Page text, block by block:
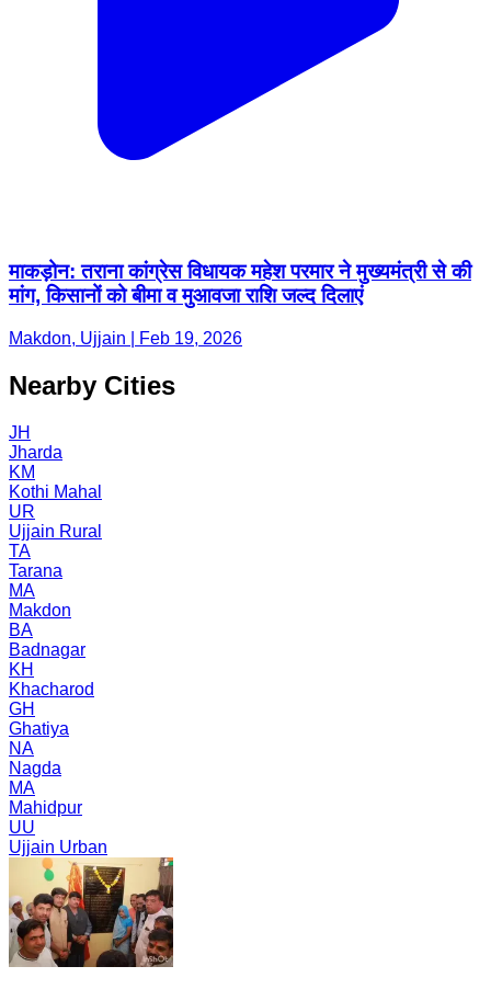
माकड़ोन: तराना कांग्रेस विधायक महेश परमार ने मुख्यमंत्री से की
मांग, किसानों को बीमा व मुआवजा राशि जल्द दिलाएं
Makdon, Ujjain | Feb 19, 2026
Nearby Cities
JH
Jharda
KM
Kothi Mahal
UR
Ujjain Rural
TA
Tarana
MA
Makdon
BA
Badnagar
KH
Khacharod
GH
Ghatiya
NA
Nagda
MA
Mahidpur
UU
Ujjain Urban